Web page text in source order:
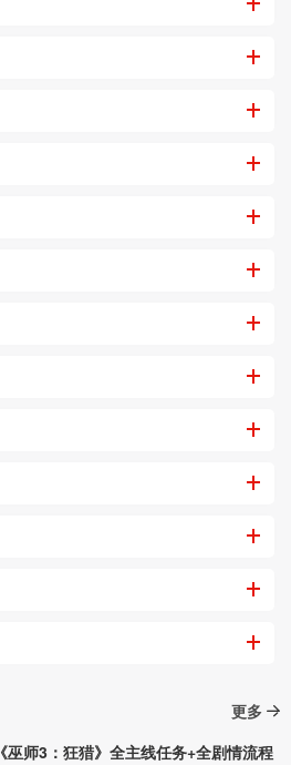
更多
《巫师3：狂猎》全主线任务+全剧情流程